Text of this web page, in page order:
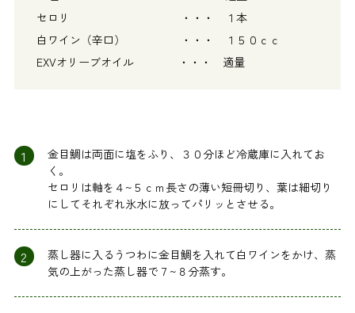
セロリ ・・・ １本
白ワイン（辛口） ・・・ １５０ｃｃ
EXVオリーブオイル ・・・ 適量
1
金目鯛は両面に塩をふり、３０分ほど冷蔵庫に入れてお
く。
セロリは軸を４~５ｃｍ長さの薄い短冊切り、葉は細切り
にしてそれぞれ氷水に放ってパリッとさせる。
2
蒸し器に入るうつわに金目鯛を入れて白ワインをかけ、蒸
気の上がった蒸し器で７~８分蒸す。